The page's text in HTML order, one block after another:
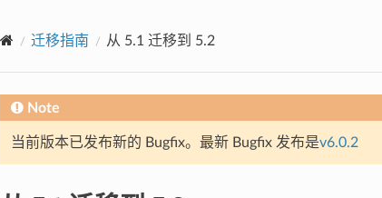
迁移指南 从 5.1 迁移到 5.2
Note
当前版本已发布新的 Bugfix。最新 Bugfix 发布是v6.0.2